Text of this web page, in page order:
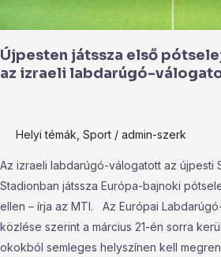
Újpesten játssza első
az izraeli labdarúgó-
Helyi témák Sport / admin-szerk
Az izraeli labdarúgó-válogatott az újpesti
Stadionban játssza Európa-bajnoki
ellen – írja az MTI. Az Európai
közlése szerint a március 21-én sorra
okokból semleges helyszínen kell